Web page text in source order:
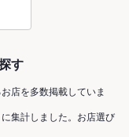
す
店を多数掲載していま
集計しました。お店選び